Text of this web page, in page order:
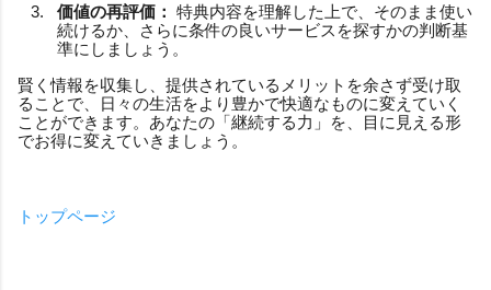
価値の再評価： 特典内容を理解した上で、そのまま使い
続けるか、さらに条件の良いサービスを探すかの判断基
準にしましょう。
賢く情報を収集し、提供されているメリットを余さず受け取
ることで、日々の生活をより豊かで快適なものに変えていく
ことができます。あなたの「継続する力」を、目に見える形
でお得に変えていきましょう。
トップページ